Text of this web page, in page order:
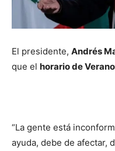
El presidente, Andrés
que el horario de Verano
“La gente está
ayuda, debe de afectar,